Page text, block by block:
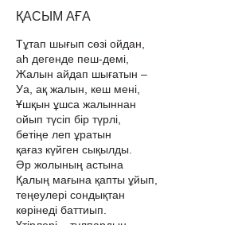
ҚАСЫМ АҒА
Тұтап шығып сөзі ойдан,
аһ дегенде пеш-демі,
Жалын айдап шығатын –
Уа, ақ жалын, кеш мені,
Ұшқын ұшса жалыннан
ойып түсіп бір түрлі,
бетіңе леп ұратын
қағаз күйген сықылды.
Әр жолының астына
Қалың мағына қапты ұйып,
теңеулері сондықтан
көрінеді баттиып.